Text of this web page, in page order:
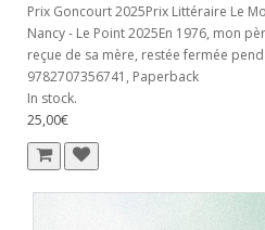
Prix Goncourt 2025Prix Littéraire Le
Nancy - Le Point 2025En 1976, mon
reçue de sa mère, restée fermée
9782707356741, Paperback
In stock.
25,00€